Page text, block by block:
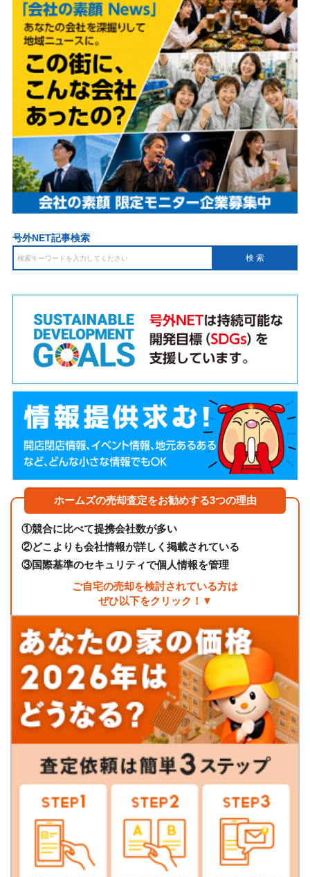
号外NET記事検索
ホームズの売却査定をお勧めする3つの理由
①競合に比べて提携会社数が多い
②どこよりも会社情報が詳しく掲載されている
③国際基準のセキュリティで個人情報を管理
ご自宅の売却を検討されている方は
ぜひ以下をクリック！▼